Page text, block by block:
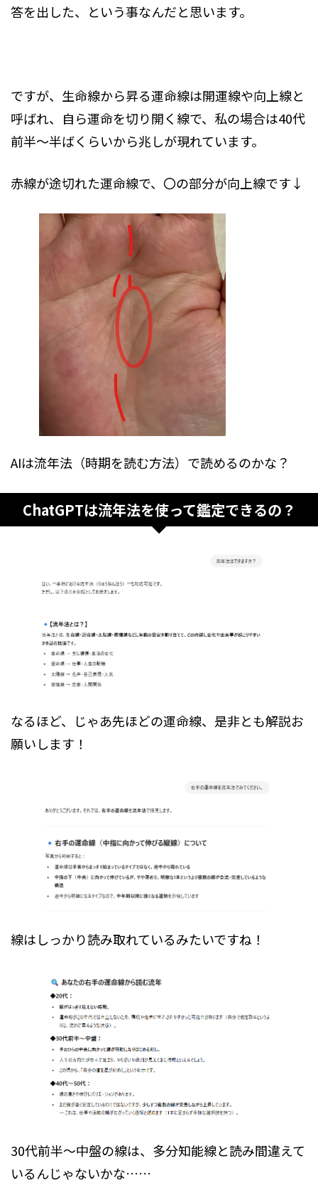
答を出した、という事なんだと思います。
ですが、生命線から昇る運命線は開運線や向上線と
呼ばれ、自ら運命を切り開く線で、私の場合は40代
前半～半ばくらいから兆しが現れています。
赤線が途切れた運命線で、〇の部分が向上線です↓
AIは流年法（時期を読む方法）で読めるのかな？
ChatGPTは流年法を使って鑑定できるの？
なるほど、じゃあ先ほどの運命線、是非とも解説お
願いします！
線はしっかり読み取れているみたいですね！
30代前半～中盤の線は、多分知能線と読み間違えて
いるんじゃないかな……